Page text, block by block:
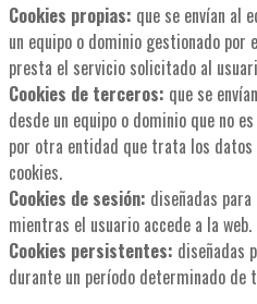
Cookies propias: que se envían al
un equipo o dominio gestionado
presta el servicio solicitado al
Cookies de terceros: que se
desde un equipo o dominio que no
por otra entidad que trata los
cookies.
Cookies de sesión: diseñadas
mientras el usuario accede a la web.
Cookies persistentes: diseñadas
durante un período determinado de